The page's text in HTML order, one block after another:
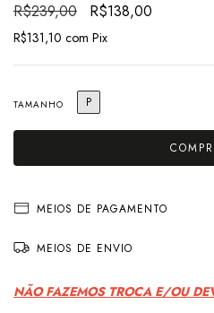
R$239,00 R$138,00
R$131,10 com Pix
TAMANHO P
MEIOS DE PAGAMENTO
MEIOS DE ENVIO
NÃO FAZEMOS TROCA E/OU